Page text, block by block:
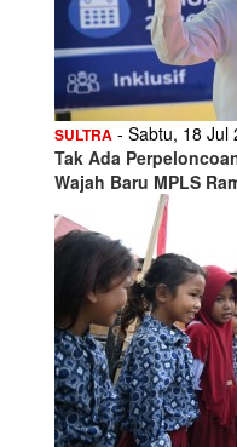
SULTRA - Sabtu, 18 Jul
Tak Ada
Wajah Baru MPLS